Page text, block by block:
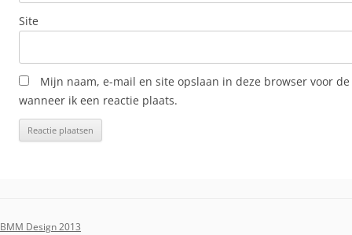
Site
Mijn naam, e-mail en site opslaan in deze browser voor
wanneer ik een reactie plaats.
BMM Design 2013